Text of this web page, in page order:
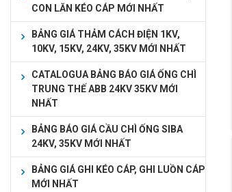
CON LĂN KÉO CÁP MỚI NHẤT
BẢNG GIÁ THẢM CÁCH ĐIỆN 1KV,
10KV, 15KV, 24KV, 35KV MỚI NHẤT
CATALOGUA BẢNG BÁO GIÁ ỐNG CHÌ
TRUNG THẾ ABB 24KV 35KV MỚI
NHẤT
BẢNG BÁO GIÁ CẦU CHÌ ỐNG SIBA
24KV, 35KV MỚI NHẤT
BẢNG GIÁ GHI KÉO CÁP, GHI LUỒN CÁP
MỚI NHẤT